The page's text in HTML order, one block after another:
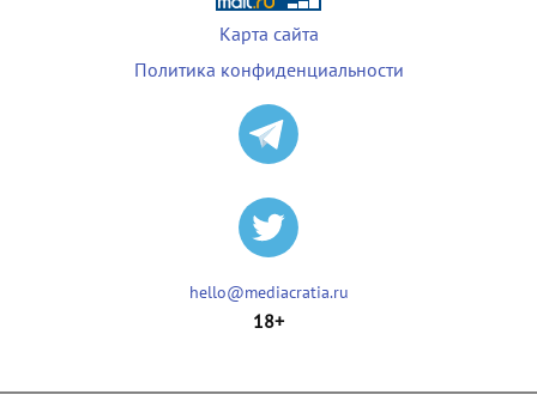
Карта сайта
Политика конфиденциальности
hello@mediacratia.ru
18+